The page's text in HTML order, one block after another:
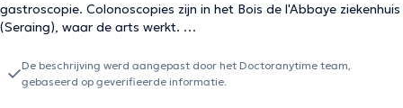
gastroscopie. Colonoscopies zijn in het Bois de l'Abbaye ziekenhuis
(Seraing), waar de arts werkt.
De beschrijving werd aangepast door het Doctoranytime team,
gebaseerd op geverifieerde informatie.